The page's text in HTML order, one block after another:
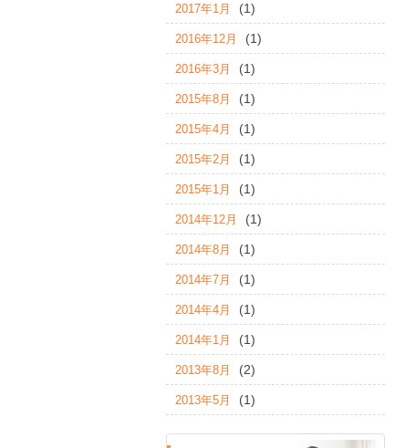
2017年1月 (1)
2016年12月 (1)
2016年3月 (1)
2015年8月 (1)
2015年4月 (1)
2015年2月 (1)
2015年1月 (1)
2014年12月 (1)
2014年8月 (1)
2014年7月 (1)
2014年4月 (1)
2014年1月 (1)
2013年8月 (2)
2013年5月 (1)